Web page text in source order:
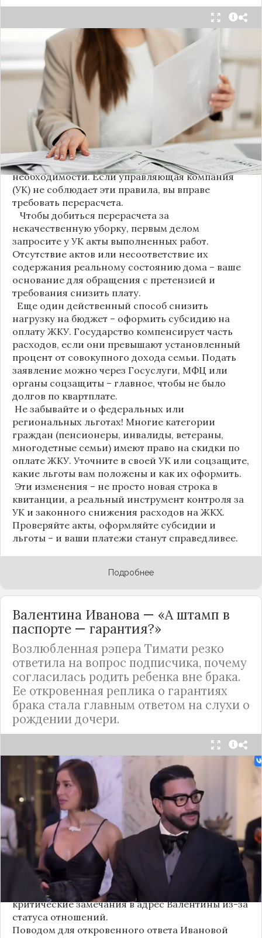
С 1 августа в квитанциях за жилищно-
коммунальные услуги введено важное
новшество. Как поясняет автор канала "ВЗО
ProДеньги", теперь уборка мест общего
пользования (МОП) выделена в отдельную
строку. Это дает жильцам четкое понимание, за
что именно они платят.
Новые нормы строго регламентируют частоту
уборки: мытье полов и лестниц должно
проводиться несколько раз в неделю, удаление
пыли – еженедельно, а уборка снега – по мере
необходимости. Если управляющая компания
(УК) не соблюдает эти правила, вы вправе
требовать перерасчета.
Чтобы добиться перерасчета за
некачественную уборку, первым делом
запросите у УК акты выполненных работ.
Отсутствие актов или несоответствие их
содержания реальному состоянию дома – ваше
основание для обращения с претензией и
требования снизить плату.
Еще один действенный способ снизить
нагрузку на бюджет – оформить субсидию на
оплату ЖКУ. Государство компенсирует часть
расходов, если они превышают установленный
процент от совокупного дохода семьи. Подать
заявление можно через Госуслуги, МФЦ или
органы соцзащиты – главное, чтобы не было
долгов по квартплате.
Не забывайте и о федеральных или
региональных льготах! Многие категории
граждан (пенсионеры, инвалиды, ветераны,
многодетные семьи) имеют право на скидки по
оплате ЖКУ. Уточните в своей УК или соцзащите,
какие льготы вам положены и как их оформить.
Эти изменения – не просто новая строка в
квитанции, а реальный инструмент контроля за
УК и законного снижения расходов на ЖКХ.
Проверяйте акты, оформляйте субсидии и
льготы – и ваши платежи станут справедливее.
Подробнее
Валентина Иванова — «А штамп в
паспорте — гарантия?»
Возлюбленная рэпера Тимати резко
ответила на вопрос подписчика, почему
согласилась родить ребенка вне брака.
Ее откровенная реплика о гарантиях
брака стала главным ответом на слухи о
рождении дочери.
Валентина Иванова, избранница рэпера Тимати,
публично ответила на бестактный вопрос о
своем решении родить ребенка вне
официального брака. Ее резкая реакция стала
первым косвенным подтверждением слухов о
рождении дочери, ранее распространяемых
изданием «СтарХит».
Хотя сама звездная пара официально не
объявляла о пополнении, поклонники уже
засыпали их поздравлениями. Однако
некоторые комментаторы позволили себе
критические замечания в адрес Валентины из-за
статуса отношений.
Поводом для откровенного ответа Ивановой